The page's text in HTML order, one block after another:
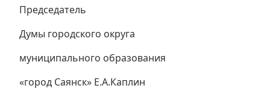
Председатель
Думы городского округа
муниципального образования
«город Саянск» Е.А.Каплин